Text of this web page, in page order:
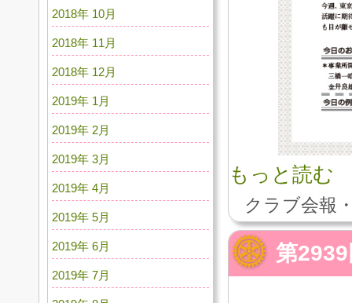
もっと読む
クラブ会報
第
2018年 10月
2018年 11月
2018年 12月
2019年 1月
2019年 2月
2019年 3月
2019年 4月
2019年 5月
2019年 6月
2019年 7月